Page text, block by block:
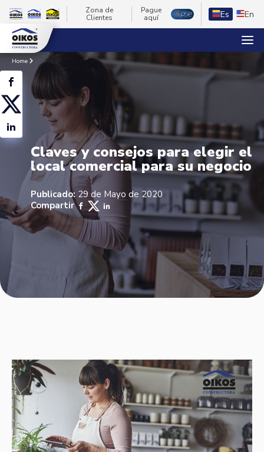
Zona de
Clientes
Pague
aquí
Es En
Home
Claves y consejos para elegir el
local comercial para su negocio
Publicado: 29 de Mayo de 2020
Compartir